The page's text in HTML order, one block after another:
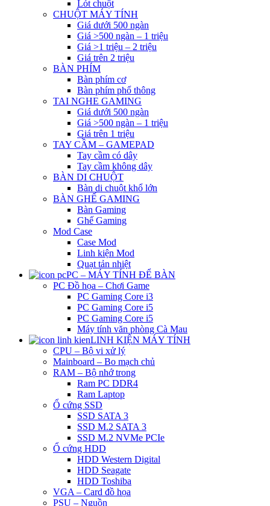
Lót chuột
CHUỘT MÁY TÍNH
Giá dưới 500 ngàn
Giá >500 ngàn – 1 triệu
Giá >1 triệu – 2 triệu
Giá trên 2 triệu
BÀN PHÍM
Bàn phím cơ
Bàn phím phổ thông
TAI NGHE GAMING
Giá dưới 500 ngàn
Giá >500 ngàn – 1 triệu
Giá trên 1 triệu
TAY CẦM – GAMEPAD
Tay cầm có dây
Tay cầm không dây
BÀN DI CHUỘT
Bàn di chuột khổ lớn
BÀN GHẾ GAMING
Bàn Gaming
Ghế Gaming
Mod Case
Case Mod
Linh kiện Mod
Quạt tản nhiệt
PC – MÁY TÍNH ĐỂ BÀN
PC Đồ họa – Chơi Game
PC Gaming Core i3
PC Gaming Core i5
PC Gaming Core i5
Máy tính văn phòng Cà Mau
LINH KIỆN MÁY TÍNH
CPU – Bộ vi xử lý
Mainboard – Bo mạch chủ
RAM – Bộ nhớ trong
Ram PC DDR4
Ram Laptop
Ổ cứng SSD
SSD SATA 3
SSD M.2 SATA 3
SSD M.2 NVMe PCIe
Ổ cứng HDD
HDD Western Digital
HDD Seagate
HDD Toshiba
VGA – Card đồ họa
PSU – Nguồn